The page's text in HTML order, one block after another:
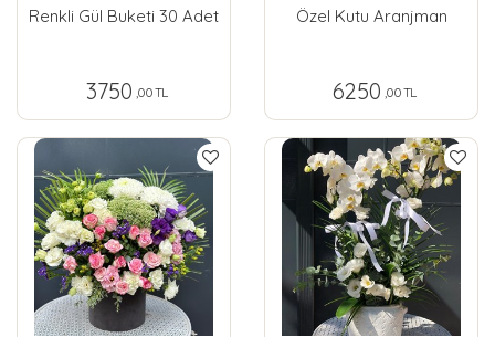
Renkli Gül Buketi 30 Adet
3750 ,00 TL
Özel Kutu Aranjman
6250 ,00 TL